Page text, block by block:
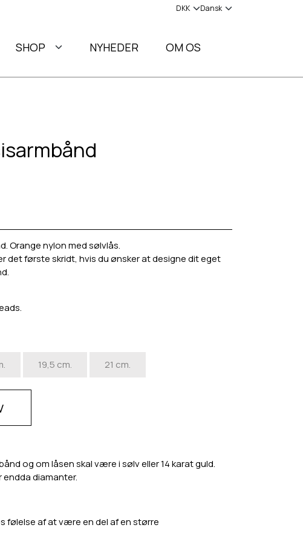
SHOP NYHEDER OM OS
Orange nylon med sølvlås.
det første skridt, hvis du ønsker at designe dit eget
19,5 cm. 21 cm.
og om låsen skal være i sølv eller 14 karat guld.
endda diamanter.
følelse af at være en del af en større